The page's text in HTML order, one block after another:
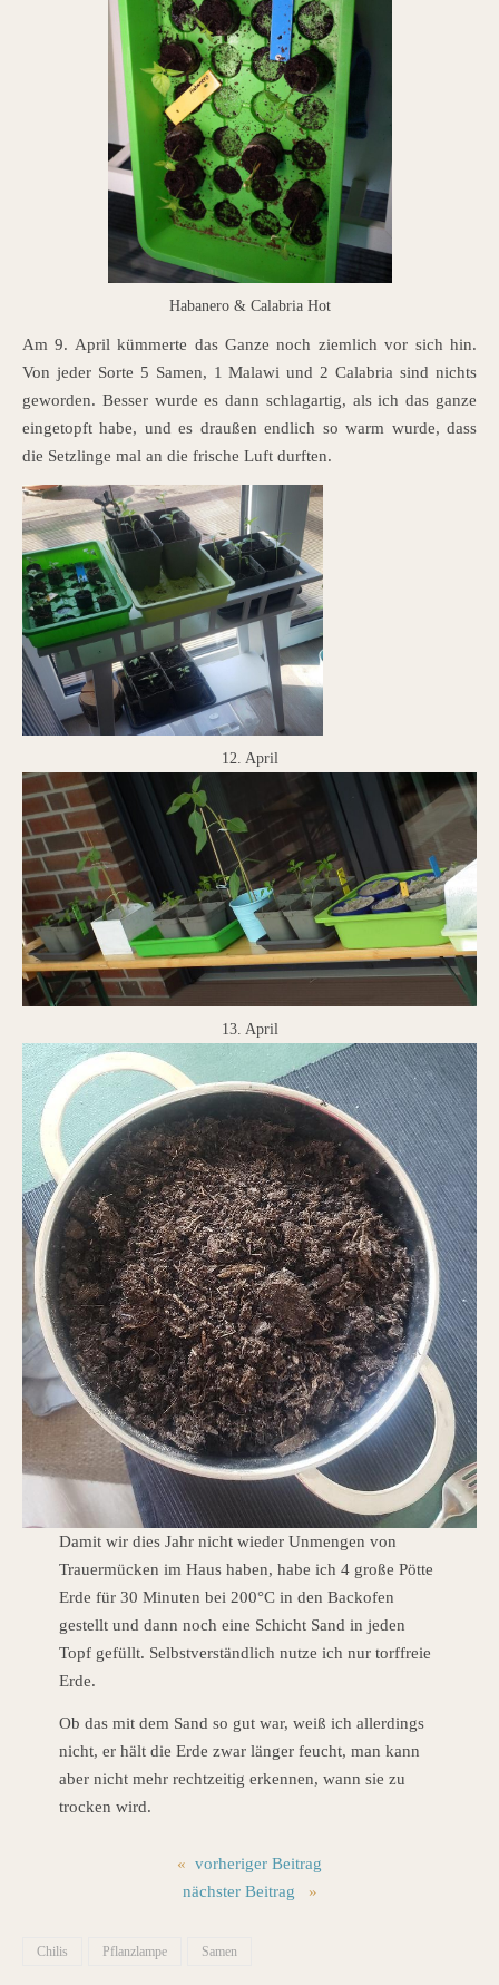
Habanero & Calabria Hot
Am 9. April kümmerte das Ganze noch ziemlich vor sich hin.
Von jeder Sorte 5 Samen, 1 Malawi und 2 Calabria sind nichts
geworden. Besser wurde es dann schlagartig, als ich das ganze
eingetopft habe, und es draußen endlich so warm wurde, dass
die Setzlinge mal an die frische Luft durften.
12. April
13. April
Damit wir dies Jahr nicht wieder Unmengen von
Trauermücken im Haus haben, habe ich 4 große Pötte
Erde für 30 Minuten bei 200°C in den Backofen
gestellt und dann noch eine Schicht Sand in jeden
Topf gefüllt. Selbstverständlich nutze ich nur torffreie
Erde.
Ob das mit dem Sand so gut war, weiß ich allerdings
nicht, er hält die Erde zwar länger feucht, man kann
aber nicht mehr rechtzeitig erkennen, wann sie zu
trocken wird.
« vorheriger Beitrag
nächster Beitrag
»
Chilis Pflanzlampe Samen